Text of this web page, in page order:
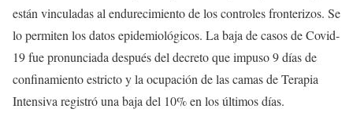
están vinculadas al endurecimiento de los controles fronterizos. Se
lo permiten los datos epidemiológicos. La baja de casos de Covid-
19 fue pronunciada después del decreto que impuso 9 días de
confinamiento estricto y la ocupación de las camas de Terapia
Intensiva registró una baja del 10% en los últimos días.